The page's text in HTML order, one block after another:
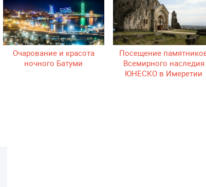
Очарование и красота
ночного Батуми
Посещение
Всемирного наследия
ЮНЕСКО в Имеретии